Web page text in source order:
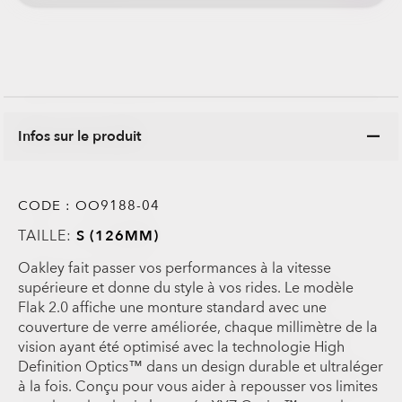
Infos sur le produit
CODE : OO9188-04
TAILLE:S (126MM)
Oakley fait passer vos performances à la vitesse
supérieure et donne du style à vos rides. Le modèle
Flak 2.0 affiche une monture standard avec une
couverture de verre améliorée, chaque millimètre de la
vision ayant été optimisé avec la technologie High
Definition Optics™ dans un design durable et ultraléger
à la fois. Conçu pour vous aider à repousser vos limites